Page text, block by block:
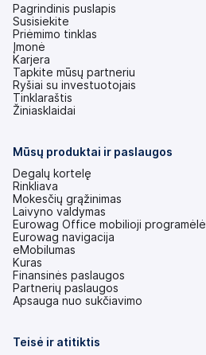
Pagrindinis puslapis
Susisiekite
Priėmimo tinklas
Įmonė
Karjera
Tapkite mūsų partneriu
Ryšiai su investuotojais
(atsidaro
naujame
Tinklaraštis
Žiniasklaidai
Mūsų produktai ir paslaugos
Degalų kortelę
Rinkliava
Mokesčių grąžinimas
Laivyno valdymas
Eurowag Office mobilioji programėlė
Eurowag navigacija
eMobilumas
Kuras
Finansinės paslaugos
Partnerių paslaugos
Apsauga nuo sukčiavimo
Teisė ir atitiktis